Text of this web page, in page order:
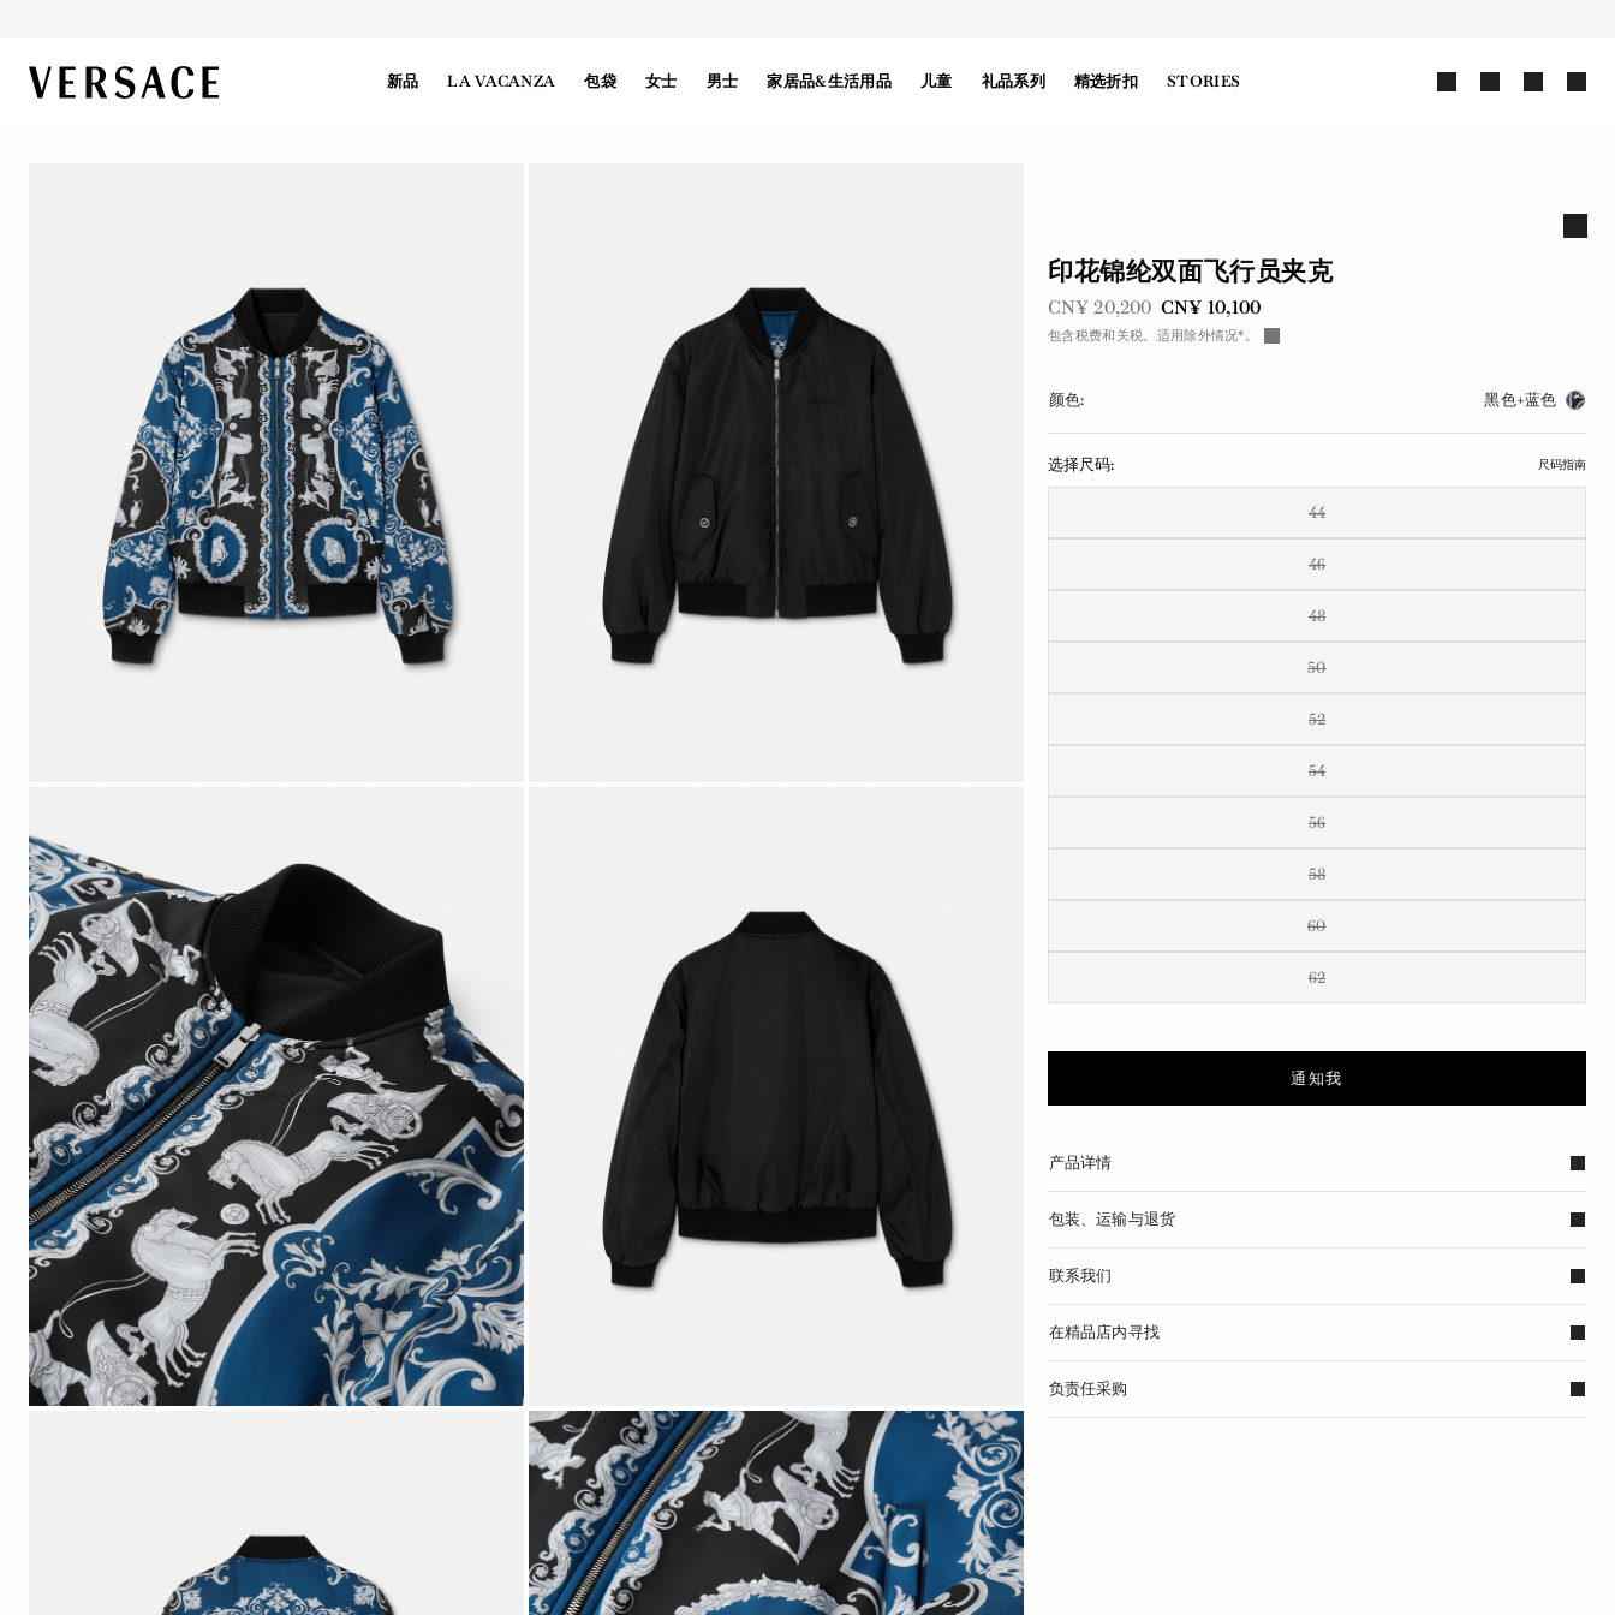
VERSACE | 主页 新品 LA VACANZA 包袋 女士 男士 家居品&生活用品 儿童 礼品系列 精选折扣 STORIES
印花锦纶双面飞行员夹克
之前是
CN¥ 20,200现在是
CN¥ 10,100
包含税费和关税。适用除外情况*。
颜色: 黑色+蓝色
选择尺码: 尺码指南
44
46
48
50
52
54
56
58
60
62
通知我
产品详情
包装、运输与退货
联系我们
在精品店内寻找
负责任采购